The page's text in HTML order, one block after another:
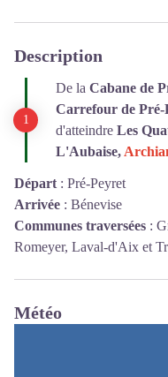
Description
De la Cabane de
Carrefour de Pré-
d'atteindre Les
L'Aubaise,
Départ : Pré-Peyret
Arrivée : Bénevise
Communes traversées :
Romeyer, Laval-d'Aix et
Météo